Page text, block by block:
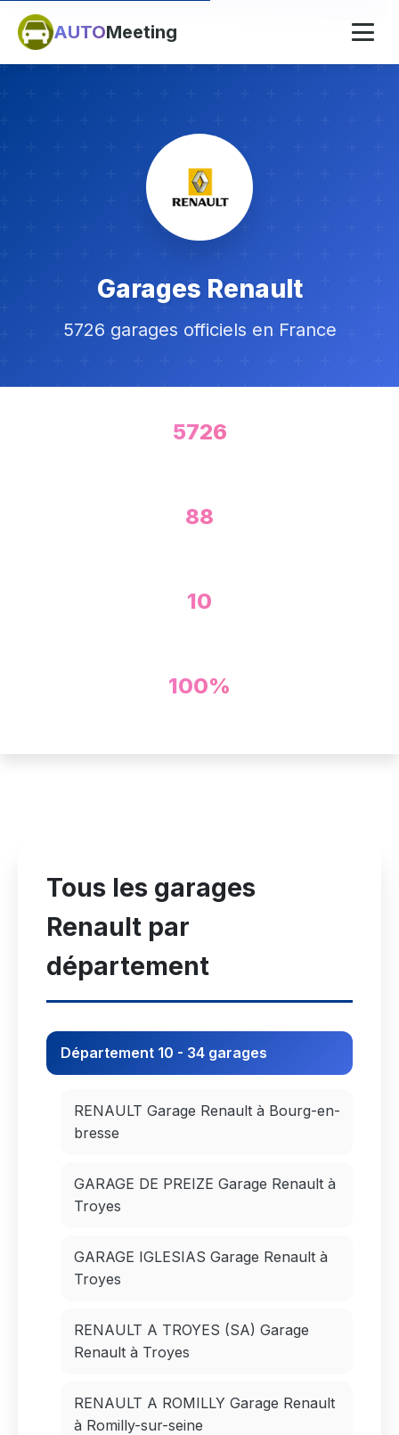
AUTOMeeting
Garages Renault
5726 garages officiels en France
5726
88
10
100%
Tous les garages
Renault par
département
Département 10 - 34 garages
RENAULT Garage Renault à Bourg-en-
bresse
GARAGE DE PREIZE Garage Renault à
Troyes
GARAGE IGLESIAS Garage Renault à
Troyes
RENAULT A TROYES (SA) Garage
Renault à Troyes
RENAULT A ROMILLY Garage Renault
à Romilly-sur-seine